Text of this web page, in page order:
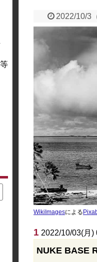
2022/10/3
WikiImagesによる
1 2022/10/03(月)
NUKE BASE